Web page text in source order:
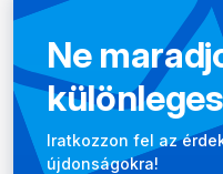
Hírlevél
Ne
Iratkozzon fel az
újdonságokra!